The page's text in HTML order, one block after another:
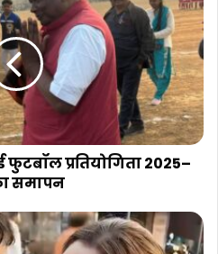
प्रतियोगिता 2025–
समापन